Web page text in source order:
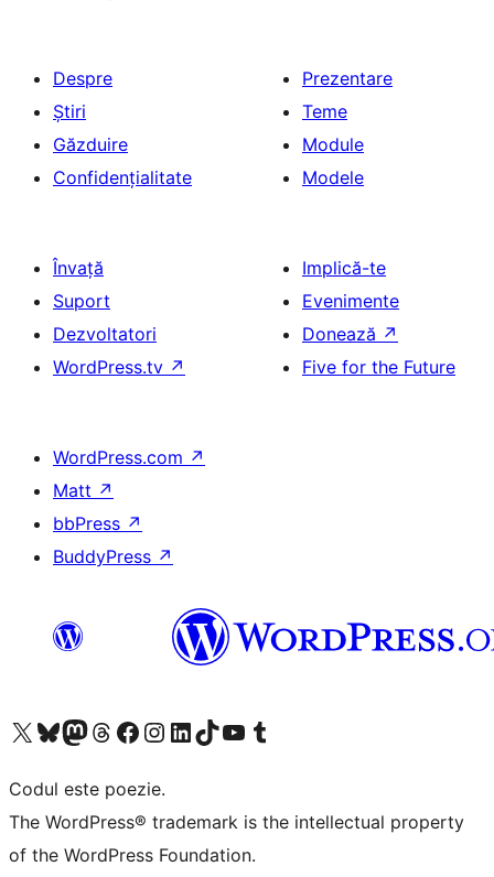
Despre
Știri
Găzduire
Confidențialitate
Prezentare
Teme
Module
Modele
Învață
Suport
Dezvoltatori
WordPress.tv ↗
Implică-te
Evenimente
Donează ↗
Five for the Future
WordPress.com ↗
Matt ↗
bbPress ↗
BuddyPress ↗
Mergi la contul nostru X (fost Twitter)
Vizitează contul nostru Bluesky
Vizitează contul nostru Mastodon
Vizitează contul nostru Threads
Vizitează pagina noastră Facebook
Vizitează-ne pe Instagram
Vizitează-ne pe LinkedIn
Vizitează contul nostru TikTok
Vizitează canalul nostru YouTube
Vizitează contul nostru Tumblr
Codul este poezie.
The WordPress® trademark is the intellectual property
of the WordPress Foundation.